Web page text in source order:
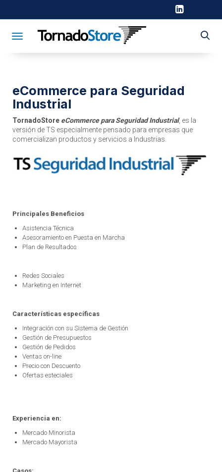
Toggle navigation
eCommerce para Seguridad
Industrial
TornadoStore eCommerce para Seguridad Industrial, es la
versión de TS especialmente pensado para empresas que
comercializan productos y servicios a Industrias.
Principales Beneficios
Asistencia Técnica
Asesoramiento en Puesta en Marcha
Plan de Resultados
Redes Sociales
Marketing en Internet
Características específicas
Integración con su Sistema de Gestión
Gestión de Presupuestos
Gestión de Pedidos
Ventas on-line
Precio con Descuento
Ofertas esteciales
Experiencia en:
Mercado Minorista
Mercado Mayorista